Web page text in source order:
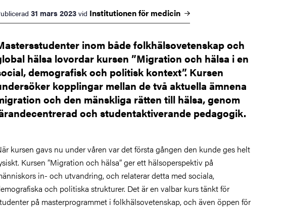
31 mars 2023 vid Institutionen för medicin
inom både folkhälsovetenskap och
hälsa lovordar kursen ”Migration och hälsa i en
demografisk och politisk kontext”. Kursen
kopplingar mellan de två aktuella ämnena
och den mänskliga rätten till hälsa, genom
och studentaktiverande pedagogik.
kursen gavs nu under våren var det första gången den kunde ges helt
Kursen ”Migration och hälsa” ger ett hälsoperspektiv på
in- och utvandring, och relaterar detta med sociala,
och politiska strukturer. Det är en valbar kurs tänkt för
på masterprogrammet i folkhälsovetenskap, och även öppen för